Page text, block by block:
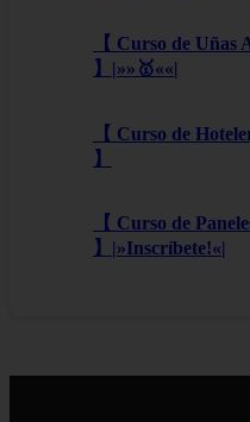
【 Curso de Uñas
】|»»🥇««|
【 Curso de
】
【 Curso de
】|»Inscríbete!«|